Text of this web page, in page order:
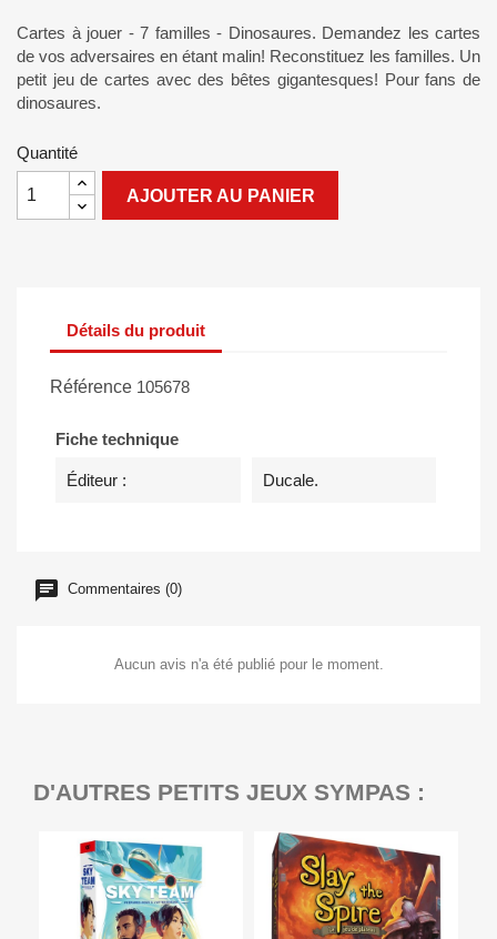
Cartes à jouer - 7 familles - Dinosaures. Demandez les cartes
de vos adversaires en étant malin! Reconstituez les familles. Un
petit jeu de cartes avec des bêtes gigantesques! Pour fans de
dinosaures.
Quantité
AJOUTER AU PANIER
Détails du produit
Référence 105678
Fiche technique
Éditeur : Ducale.
Commentaires (0)
Aucun avis n'a été publié pour le moment.
D'AUTRES PETITS JEUX SYMPAS :